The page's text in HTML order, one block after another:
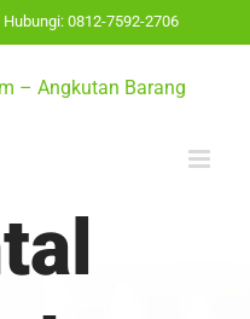
0812-7592-2706